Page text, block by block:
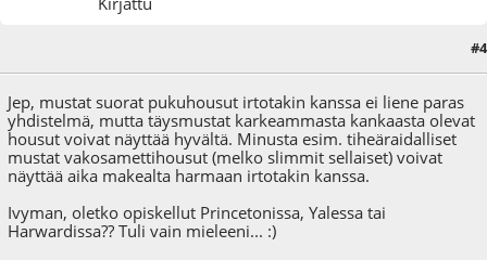
#4
Jep, mustat suorat pukuhousut irtotakin kanssa ei liene paras
yhdistelmä, mutta täysmustat karkeammasta kankaasta olevat
housut voivat näyttää hyvältä. Minusta esim. tiheäraidalliset
mustat vakosamettihousut (melko slimmit sellaiset) voivat
näyttää aika makealta harmaan irtotakin kanssa.
Ivyman, oletko opiskellut Princetonissa, Yalessa tai
Harwardissa?? Tuli vain mieleeni... :)